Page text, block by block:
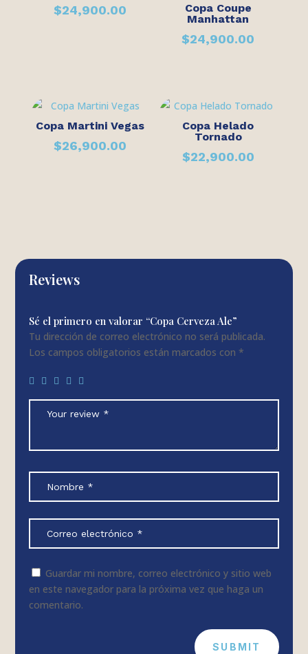
$24,900.00
Copa Coupe
Manhattan
$24,900.00
Copa Martini Vegas
$26,900.00
Copa Helado
Tornado
$22,900.00
Reviews
Sé el primero en valorar “Copa Cerveza Ale”
Tu dirección de correo electrónico no será publicada.
Los campos obligatorios están marcados con *
Guardar mi nombre, correo electrónico y sitio web
en este navegador para la próxima vez que haga un
comentario.
SUBMIT